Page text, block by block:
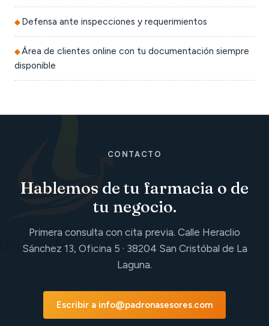
Defensa ante inspecciones y requerimientos
Área de clientes online con tu documentación siempre
disponible
CONTACTO
Hablemos de tu farmacia o de
tu negocio.
Primera consulta con cita previa. Calle Heraclio
Sánchez 13, Oficina 5 · 38204 San Cristóbal de La
Laguna.
Escribir a info@padronasesores.com